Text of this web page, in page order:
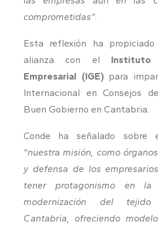
comprometidas”
Esta reflexión ha
alianza con el Instituto
Empresarial (IGE)para
Internacional en Consejos
Buen Gobierno en Cantabria.
Conde ha señalado sobre
“nuestra misión, como
y defensa de los
tener protagonismo en la
modernización del
Cantabria, ofreciendo